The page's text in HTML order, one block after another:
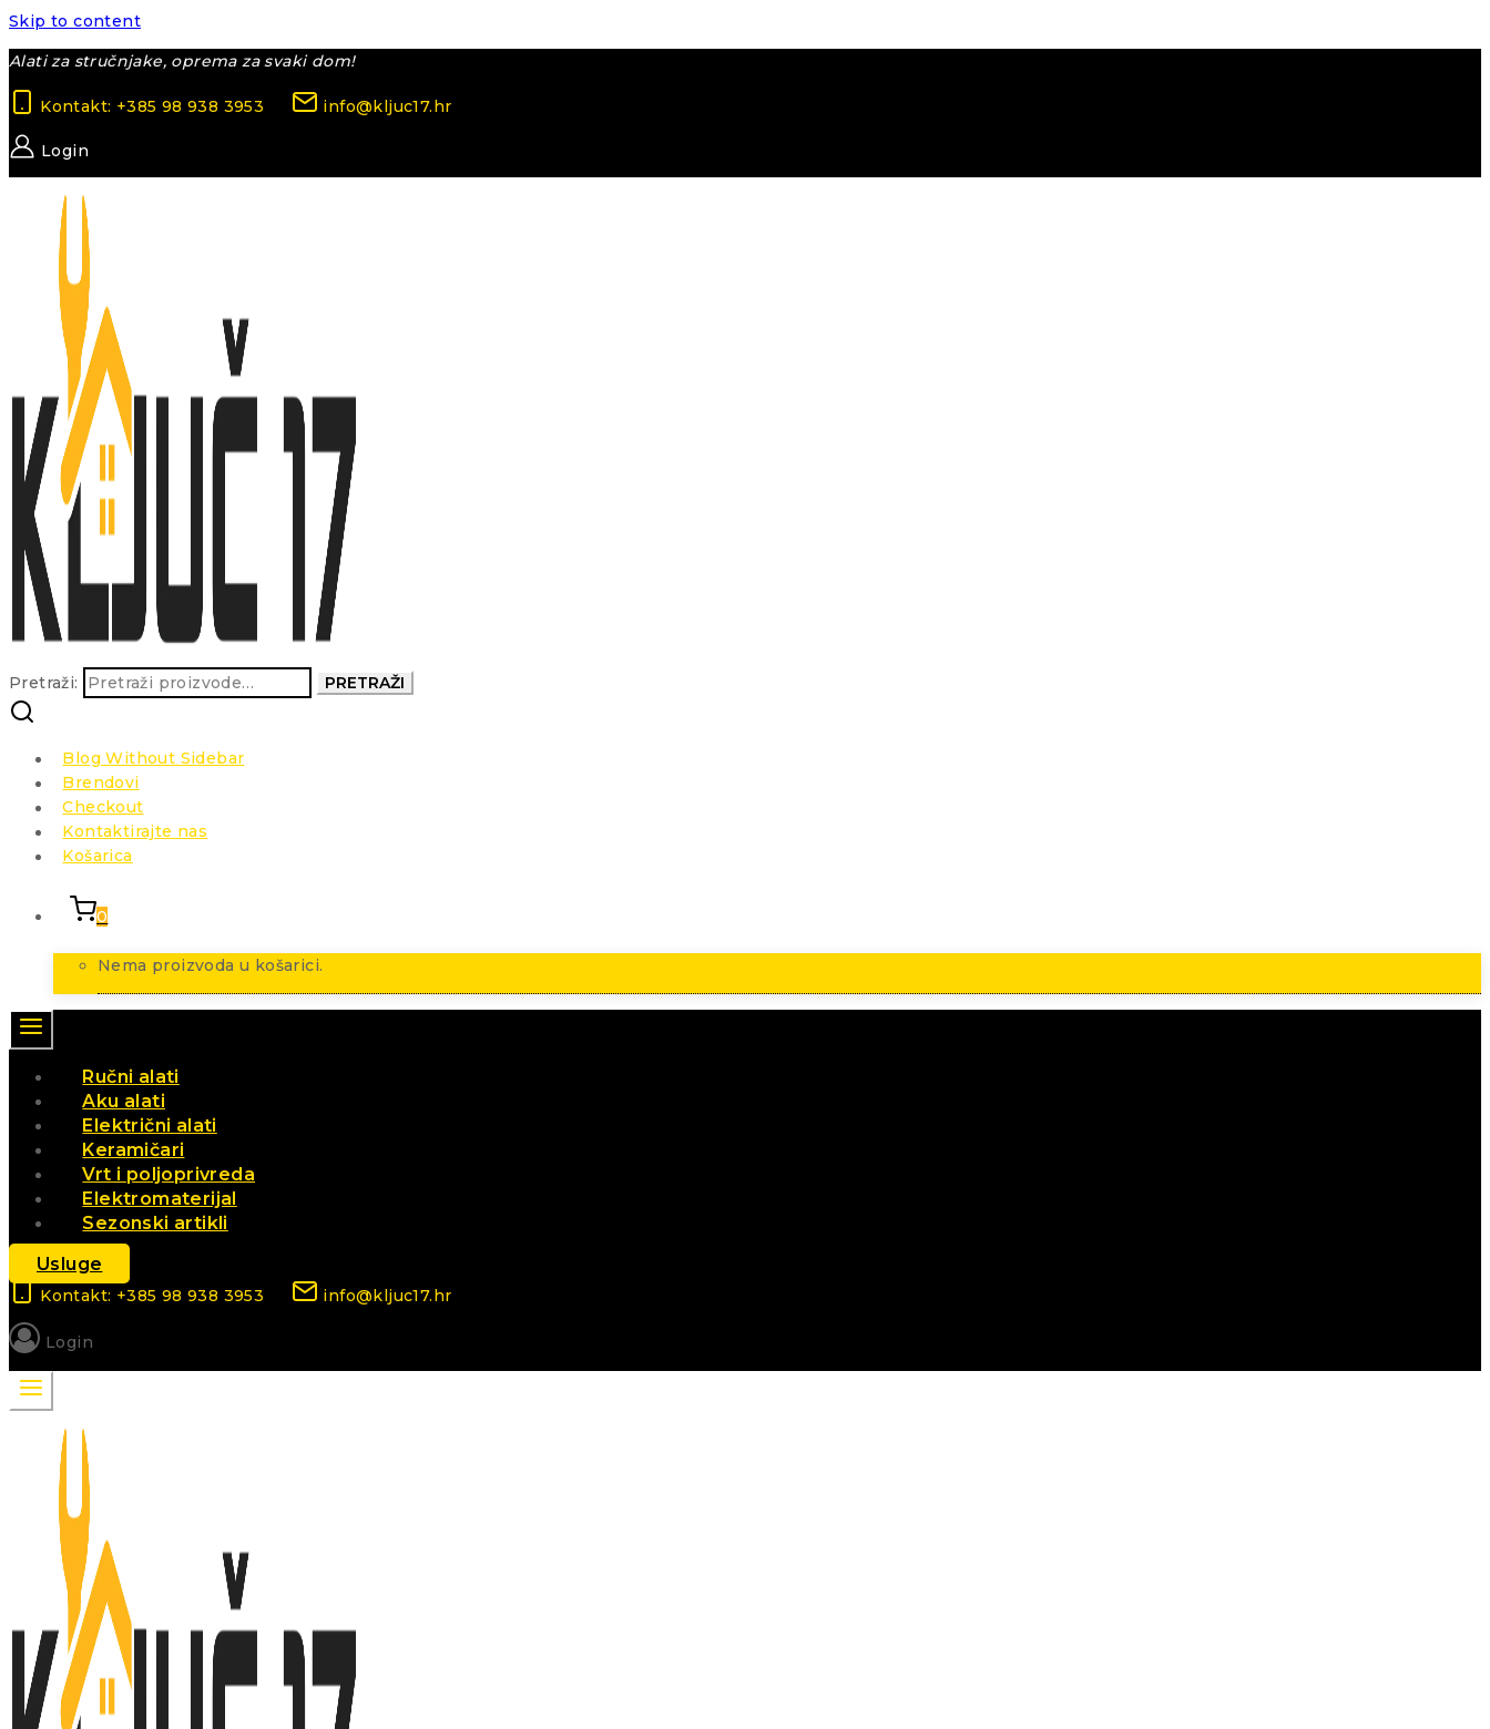
Skip to content
Alati za stručnjake, oprema za svaki dom!
Kontakt: +385 98 938 3953 info@kljuc17.hr
Login
Pretraži: PRETRAŽI
Blog Without Sidebar
Brendovi
Checkout
Kontaktirajte nas
Košarica
0
Nema proizvoda u košarici.
Ručni alati
Aku alati
Električni alati
Keramičari
Vrt i poljoprivreda
Elektromaterijal
Sezonski artikli
Usluge
Kontakt: +385 98 938 3953 info@kljuc17.hr
Login